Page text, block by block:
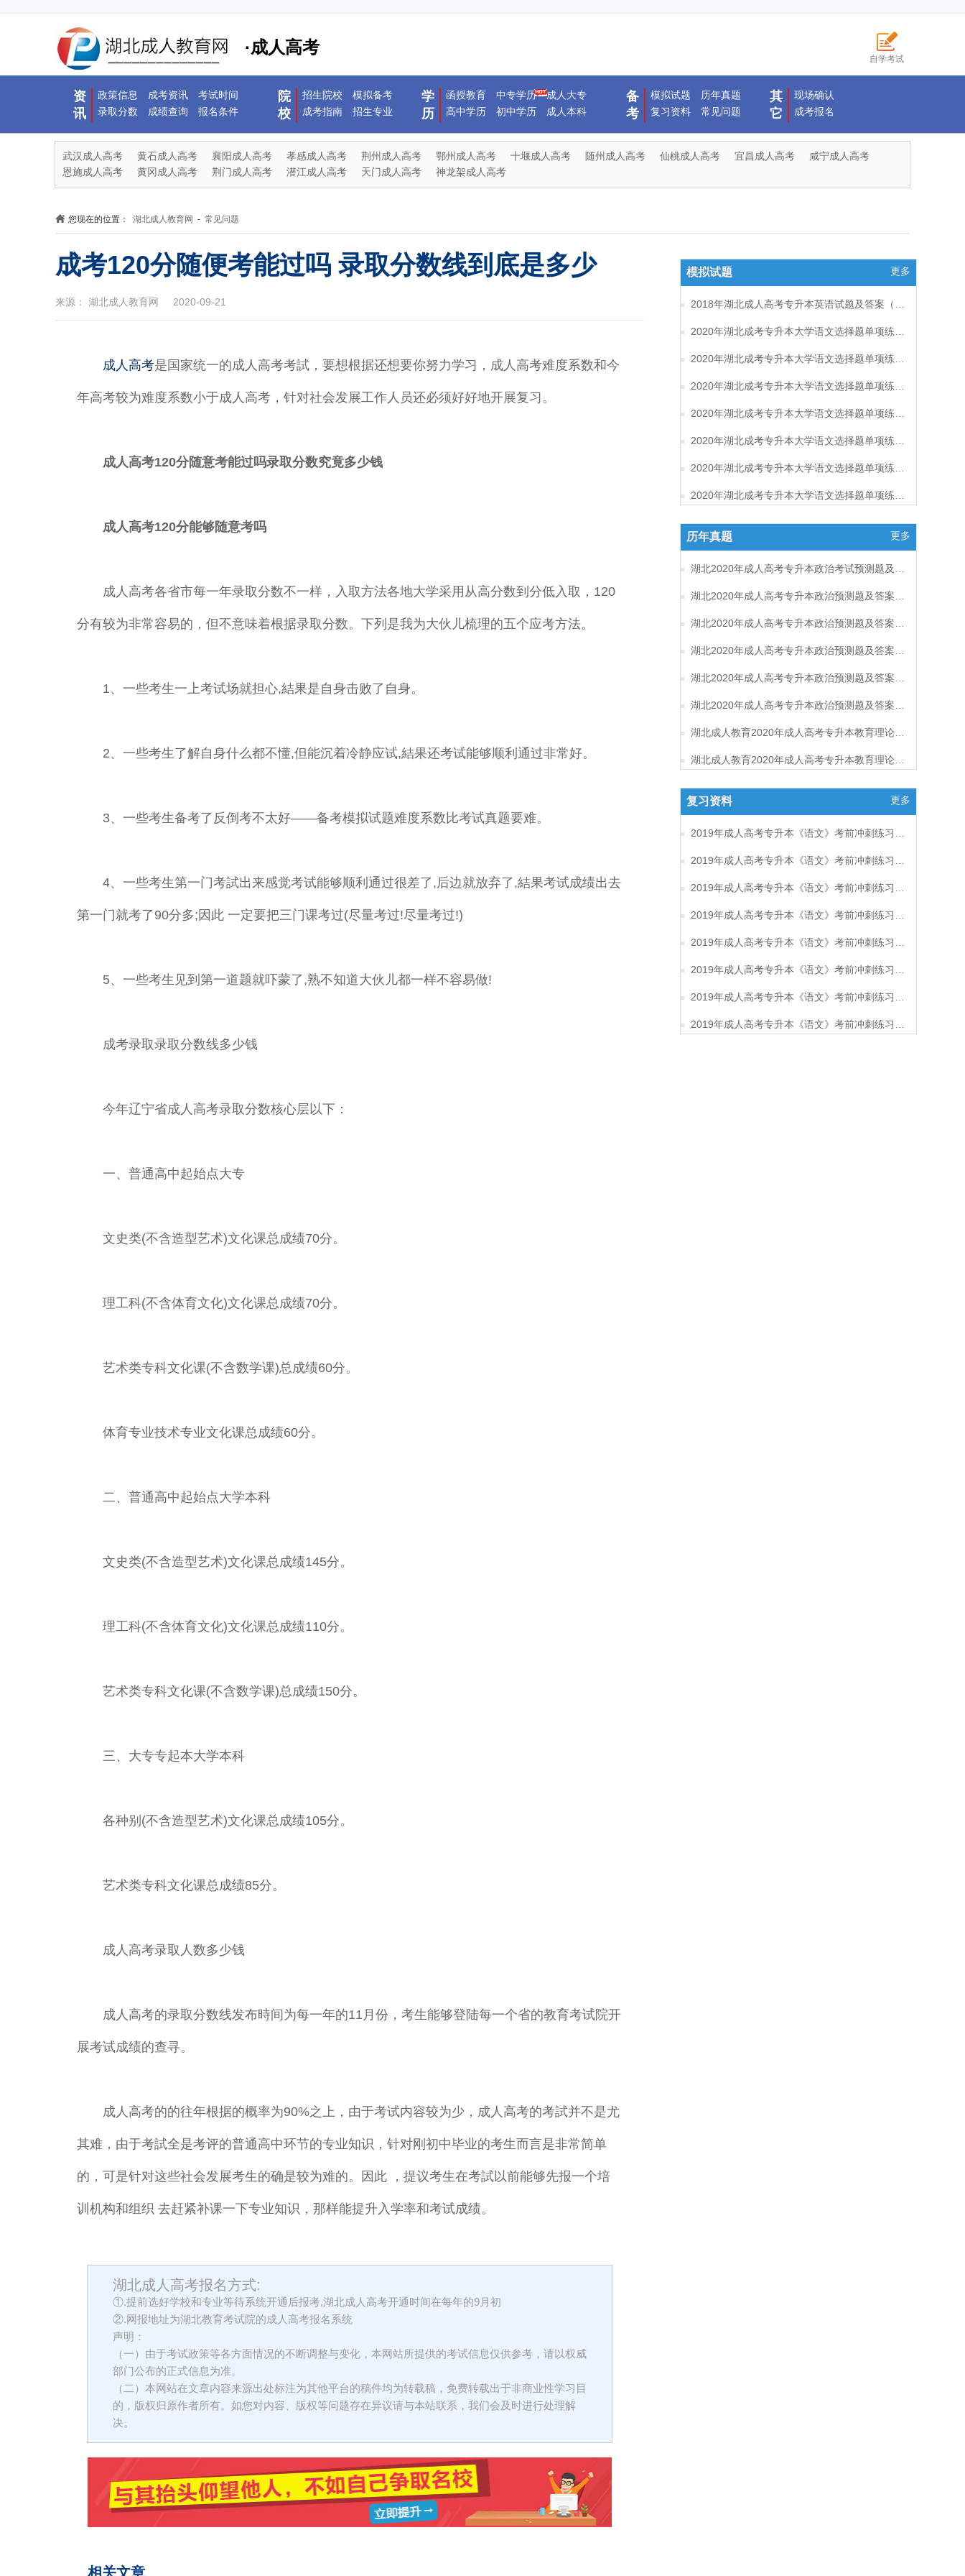
·成人高考
自学考试
资
讯
政策信息 成考资讯
考试时间
录取分数
成绩查询 报名条件
院
校
招生院校
模拟备考
成考指南
招生专业
学
历
函授教育 中专学历
成人大专
高中学历
初中学历 成人本科
备
考
模拟试题
历年真题
复习资料
常见问题
其
它
现场确认
成考报名
武汉成人高考 黄石成人高考 襄阳成人高考 孝感成人高考 荆州成人高考 鄂州成人高考 十堰成人高考 随州成人高考 仙桃成人高考 宜昌成人高考
咸宁成人高考
恩施成人高考
黄冈成人高考 荆门成人高考 潜江成人高考 天门成人高考 神龙架成人高考
您现在的位置： 湖北成人教育网 - 常见问题
成考120分随便考能过吗 录取分数线到底是多少
来源： 湖北成人教育网 2020-09-21
成人高考是国家统一的成人高考考試，要想根据还想要你努力学习，成人高考难度系数和今
年高考较为难度系数小于成人高考，针对社会发展工作人员还必须好好地开展复习。
成人高考120分随意考能过吗录取分数究竟多少钱
成人高考120分能够随意考吗
成人高考各省市每一年录取分数不一样，入取方法各地大学采用从高分数到分低入取，120
分有较为非常容易的，但不意味着根据录取分数。下列是我为大伙儿梳理的五个应考方法。
1、一些考生一上考试场就担心,結果是自身击败了自身。
2、一些考生了解自身什么都不懂,但能沉着冷静应试,結果还考试能够顺利通过非常好。
3、一些考生备考了反倒考不太好——备考模拟试题难度系数比考试真题要难。
4、一些考生第一门考試出来感觉考试能够顺利通过很差了,后边就放弃了,結果考试成绩出去
第一门就考了90分多;因此 一定要把三门课考过(尽量考过!尽量考过!)
5、一些考生见到第一道题就吓蒙了,熟不知道大伙儿都一样不容易做!
成考录取录取分数线多少钱
今年辽宁省成人高考录取分数核心层以下：
一、普通高中起始点大专
文史类(不含造型艺术)文化课总成绩70分。
理工科(不含体育文化)文化课总成绩70分。
艺术类专科文化课(不含数学课)总成绩60分。
体育专业技术专业文化课总成绩60分。
二、普通高中起始点大学本科
文史类(不含造型艺术)文化课总成绩145分。
理工科(不含体育文化)文化课总成绩110分。
艺术类专科文化课(不含数学课)总成绩150分。
三、大专专起本大学本科
各种别(不含造型艺术)文化课总成绩105分。
艺术类专科文化课总成绩85分。
成人高考录取人数多少钱
成人高考的录取分数线发布時间为每一年的11月份，考生能够登陆每一个省的教育考试院开
展考试成绩的查寻。
成人高考的的往年根据的概率为90%之上，由于考试内容较为少，成人高考的考試并不是尤
其难，由于考試全是考评的普通高中环节的专业知识，针对刚初中毕业的考生而言是非常简单
的，可是针对这些社会发展考生的确是较为难的。因此 ，提议考生在考試以前能够先报一个培
训机构和组织 去赶紧补课一下专业知识，那样能提升入学率和考试成绩。
湖北成人高考报名方式:
①.提前选好学校和专业等待系统开通后报考,湖北成人高考开通时间在每年的9月初
②.网报地址为湖北教育考试院的成人高考报名系统
声明：
（一）由于考试政策等各方面情况的不断调整与变化，本网站所提供的考试信息仅供参考，请以权威
部门公布的正式信息为准。
（二）本网站在文章内容来源出处标注为其他平台的稿件均为转载稿，免费转载出于非商业性学习目
的，版权归原作者所有。如您对内容、版权等问题存在异议请与本站联系，我们会及时进行处理解
决。
相关文章
模拟试题 更多
历年真题 更多
复习资料 更多